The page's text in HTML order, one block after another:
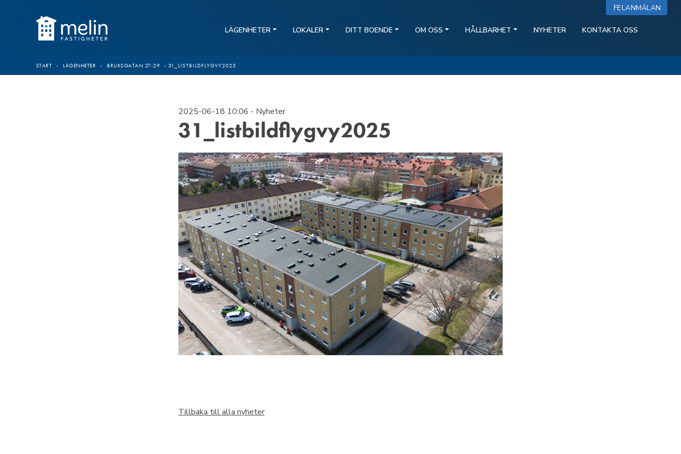
FELANMÄLAN
LÄGENHETER LOKALER DITT BOENDE OM OSS HÅLLBARHET NYHETER KONTAKTA OSS
START › LÄGENHETER › BRUKSGATAN 27-29 › 31_LISTBILDFLYGVY2025
2025-06-18 10:06 - Nyheter
31_listbildflygvy2025
Tillbaka till alla nyheter